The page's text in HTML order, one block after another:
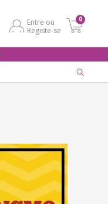
Entre ou
Registe-se
0